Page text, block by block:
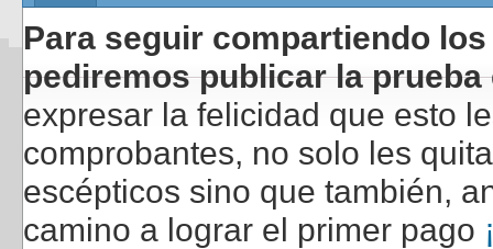
Para seguir compartiendo
pediremos publicar la
expresar la felicidad que esto
comprobantes, no solo les
escépticos sino que también,
camino a lograr el primer pago